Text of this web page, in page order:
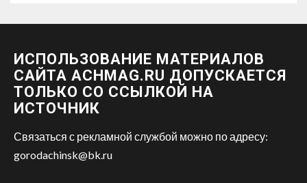
ИСПОЛЬЗОВАНИЕ МАТЕРИАЛОВ
САЙТА ACHMAG.RU ДОПУСКАЕТСЯ
ТОЛЬКО СО ССЫЛКОЙ НА
ИСТОЧНИК
Связаться с рекламной службой можно по адресу:
gorodachinsk@bk.ru